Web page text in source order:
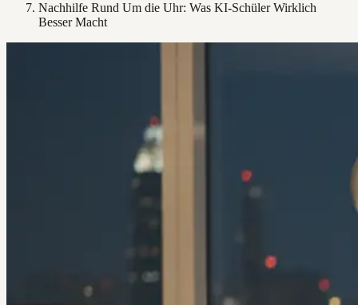
Nachhilfe Rund Um die Uhr: Was KI-Schüler Wirklich
Besser Macht